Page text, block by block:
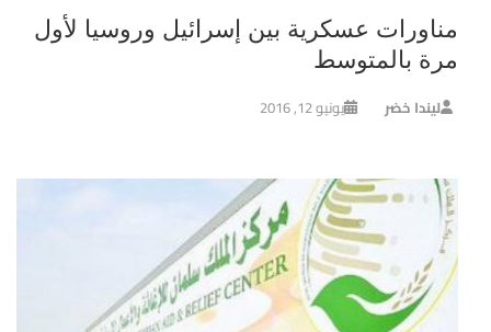
مناورات عسكرية بين إسرائيل وروسيا لأول
مرة بالمتوسط
ليندا خضر يونيو 12, 2016